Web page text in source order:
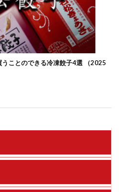
ことのできる冷凍餃子4選 （2025